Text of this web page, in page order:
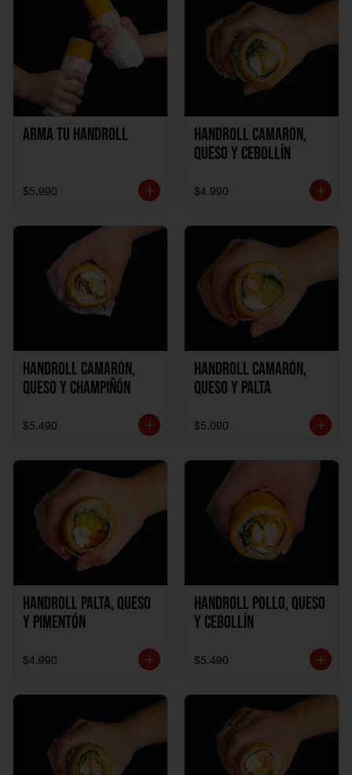
Arma tu handroll
$5.990
Handroll Camarón,
Queso y Cebollín
$4.990
Handroll Camarón,
Queso y Champiñón
$5.490
Handroll Camarón,
Queso y Palta
$5.090
Handroll Palta, Queso
y Pimentón
$4.990
Handroll Pollo, Queso
y Cebollín
$5.490